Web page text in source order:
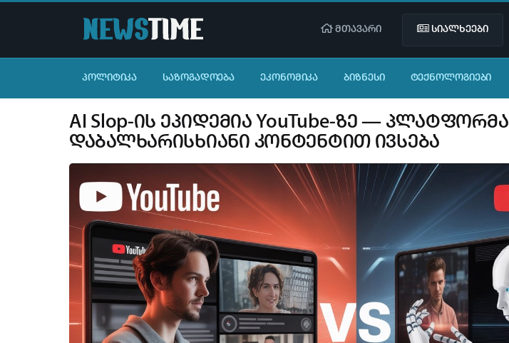
მთავარი სიალხეები
ᲞᲝᲚᲘᲢᲘᲙᲐ ᲡᲐᲖᲝᲒᲐᲓᲝᲔᲑᲐ ᲔᲙᲝᲜᲝᲛᲘᲙᲐ ᲑᲘᲖᲜᲔᲡᲘ ᲢᲔᲥᲜᲝᲚᲝᲒᲘᲔᲑᲘ
AI Slop-ის ეპიდემია YouTube-ზე — პლატფორმა
დაბალხარისხიანი კონტენტით ივსება